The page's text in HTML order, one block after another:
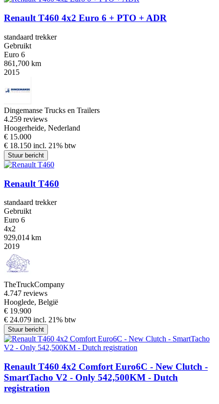
Renault T460 4x2 Euro 6 + PTO + ADR
standaard trekker
Gebruikt
Euro 6
861,700 km
2015
Dingemanse Trucks en Trailers
4.259 reviews
Hoogerheide, Nederland
€ 15.000
€ 18.150 incl. 21% btw
Stuur bericht
Renault T460
standaard trekker
Gebruikt
Euro 6
4x2
929,014 km
2019
TheTruckCompany
4.747 reviews
Hooglede, België
€ 19.900
€ 24.079 incl. 21% btw
Stuur bericht
Renault T460 4x2 Comfort Euro6C - New Clutch -
SmartTacho V2 - Only 542,500KM - Dutch
registration